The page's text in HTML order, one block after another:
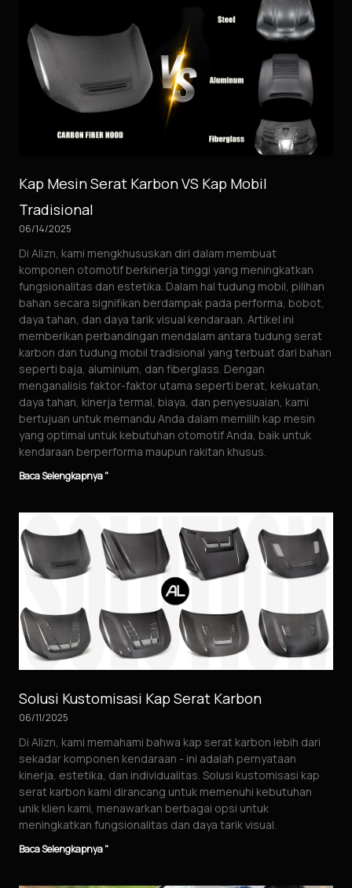
Kap Mesin Serat Karbon VS Kap Mobil
Tradisional
06/14/2025
Di Alizn, kami mengkhususkan diri dalam membuat
komponen otomotif berkinerja tinggi yang meningkatkan
fungsionalitas dan estetika. Dalam hal tudung mobil, pilihan
bahan secara signifikan berdampak pada performa, bobot,
daya tahan, dan daya tarik visual kendaraan. Artikel ini
memberikan perbandingan mendalam antara tudung serat
karbon dan tudung mobil tradisional yang terbuat dari bahan
seperti baja, aluminium, dan fiberglass. Dengan
menganalisis faktor-faktor utama seperti berat, kekuatan,
daya tahan, kinerja termal, biaya, dan penyesuaian, kami
bertujuan untuk memandu Anda dalam memilih kap mesin
yang optimal untuk kebutuhan otomotif Anda, baik untuk
kendaraan berperforma maupun rakitan khusus.
Baca Selengkapnya "
Solusi Kustomisasi Kap Serat Karbon
06/11/2025
Di Alizn, kami memahami bahwa kap serat karbon lebih dari
sekadar komponen kendaraan - ini adalah pernyataan
kinerja, estetika, dan individualitas. Solusi kustomisasi kap
serat karbon kami dirancang untuk memenuhi kebutuhan
unik klien kami, menawarkan berbagai opsi untuk
meningkatkan fungsionalitas dan daya tarik visual.
Baca Selengkapnya "